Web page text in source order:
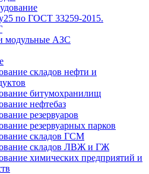
по ГОСТ 33259-2015.
модульные АЗС
складов нефти и
битумохранилищ
нефтебаз
резервуаров
резервуарных парков
складов ГСМ
складов ЛВЖ и ГЖ
химических предприятий и